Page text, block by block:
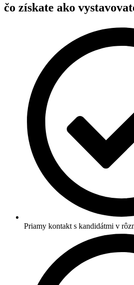
čo získate ako
Priamy kontakt s kandidátmi v